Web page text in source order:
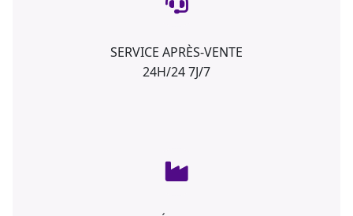
SERVICE APRÈS-VENTE
24H/24 7J/7